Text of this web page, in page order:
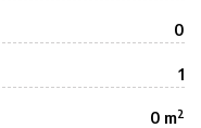
0
1
0 m2